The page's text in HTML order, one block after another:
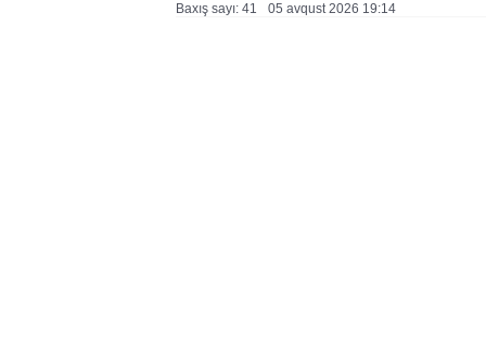
Baxış sayı: 41 05 avqust 2026 19:14